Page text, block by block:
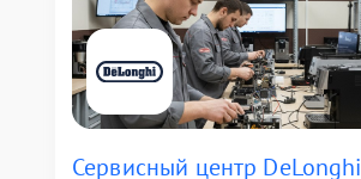
Сервисный центр DeLonghi